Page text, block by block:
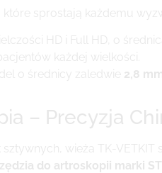
sprostają każdemu
HD i Full HD, o
każdej wielkości.
o średnicy zaledwie 2,8
– Precyzja
wieża TK-
do artroskopii marki